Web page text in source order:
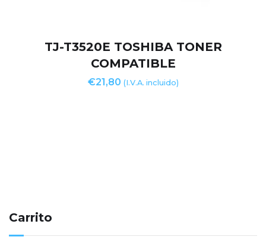
TJ-T3520E TOSHIBA TONER
COMPATIBLE
€21,80 (I.V.A. incluido)
Carrito